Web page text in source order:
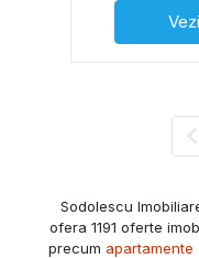
Sodolescu
ofera 1191 oferte
precum apartamente